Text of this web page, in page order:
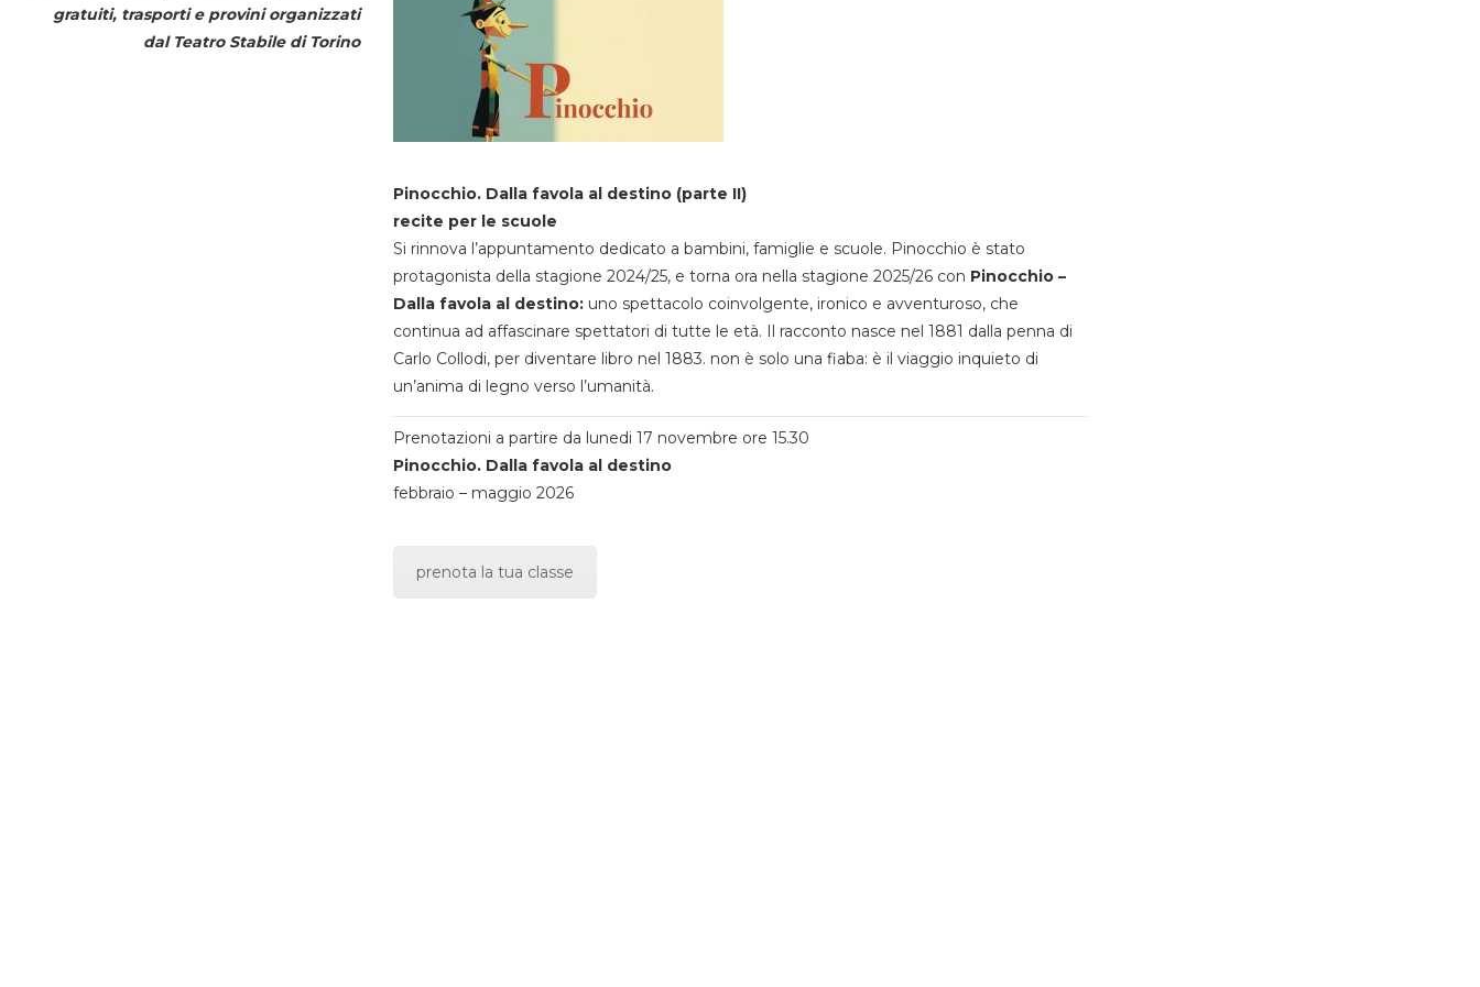
gratuiti, trasporti e provini organizzati
dal Teatro Stabile di Torino
Pinocchio. Dalla favola al destino (parte II)
recite per le scuole
Si rinnova l’appuntamento dedicato a bambini, famiglie e scuole. Pinocchio è stato
protagonista della stagione 2024/25, e torna ora nella stagione 2025/26 con Pinocchio –
Dalla favola al destino:uno spettacolo coinvolgente, ironico e avventuroso, che
continua ad affascinare spettatori di tutte le età. Il racconto nasce nel 1881 dalla penna di
Carlo Collodi, per diventare libro nel 1883. non è solo una fiaba: è il viaggio inquieto di
un’anima di legno verso l’umanità.
Prenotazioni a partire da lunedi 17 novembre ore 15.30
Pinocchio. Dalla favola al destino
febbraio – maggio 2026
prenota la tua classe